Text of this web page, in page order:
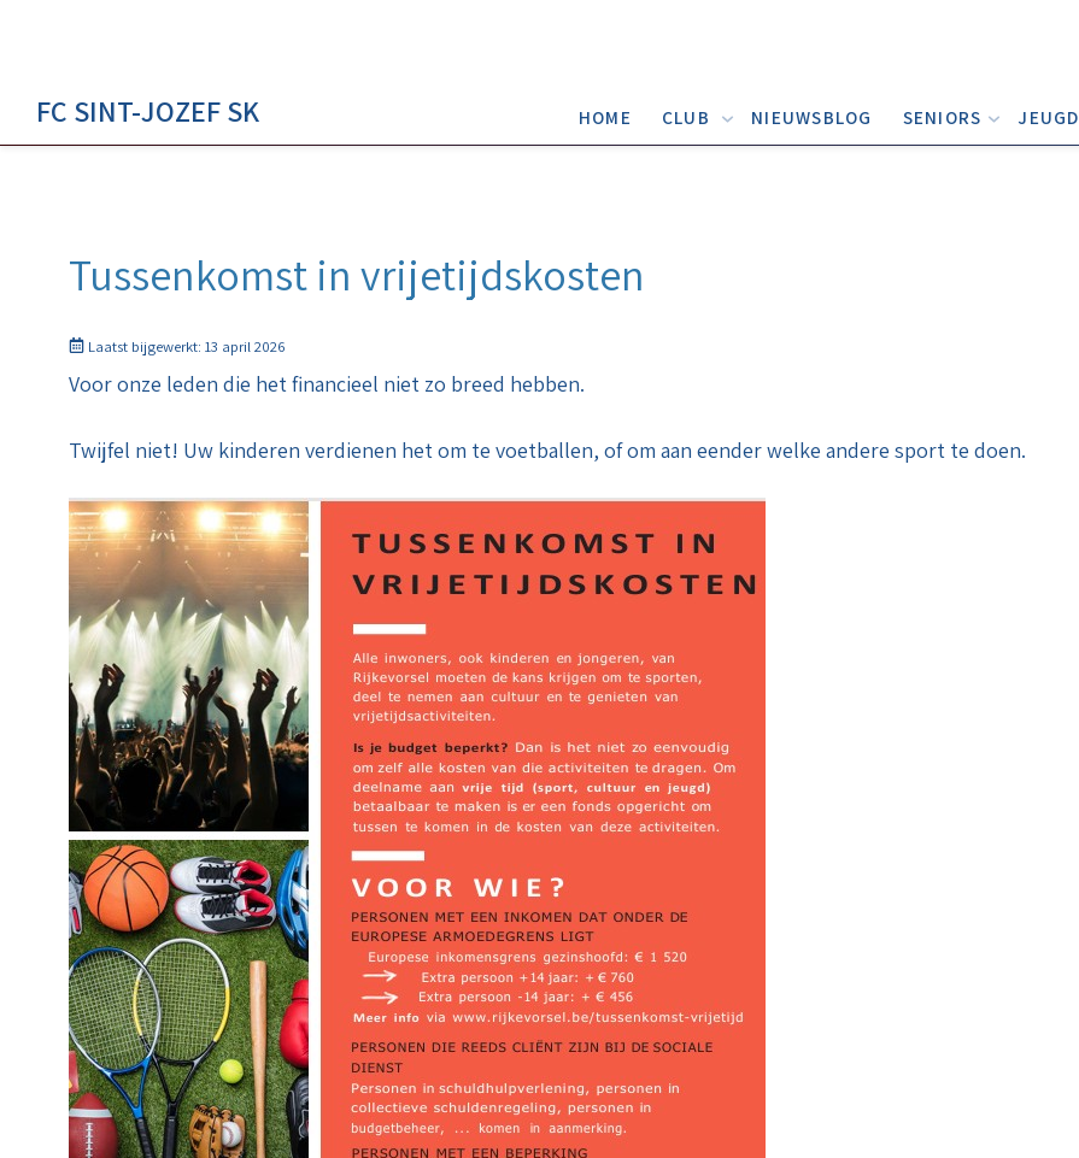
FC SINT-JOZEF SK HOME CLUB NIEUWSBLOG SENIORS JEUGD
Tussenkomst in vrijetijdskosten
Laatst bijgewerkt: 13 april 2026
Voor onze leden die het financieel niet zo breed hebben.
Twijfel niet! Uw kinderen verdienen het om te voetballen, of om aan eender welke andere sport te doen.